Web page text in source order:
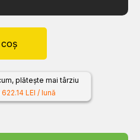
plătește mai târziu
LEI / lună